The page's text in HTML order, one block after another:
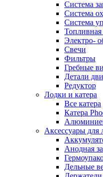
Система
Система
Система
Топливная
Электро-
Свечи
Фильтры
Гребные
Детали
Редуктор
Лодки и катера
Все катера
Катера
Аксессуары для
Анодная
Дельные